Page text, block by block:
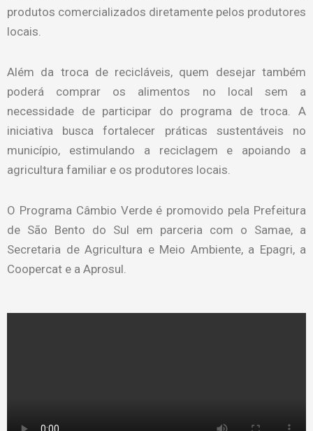
produtos comercializados diretamente pelos produtores
locais.
Além da troca de recicláveis, quem desejar também
poderá comprar os alimentos no local sem a
necessidade de participar do programa de troca. A
iniciativa busca fortalecer práticas sustentáveis no
município, estimulando a reciclagem e apoiando a
agricultura familiar e os produtores locais.
O Programa Câmbio Verde é promovido pela Prefeitura
de São Bento do Sul em parceria com o Samae, a
Secretaria de Agricultura e Meio Ambiente, a Epagri, a
Coopercat e a Aprosul.